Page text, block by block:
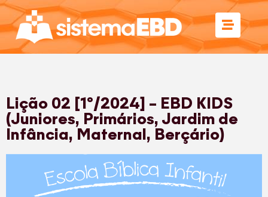
Lição 02 [1º/2024] – EBD KIDS
(Juniores, Primários, Jardim de
Infância, Maternal, Berçário)